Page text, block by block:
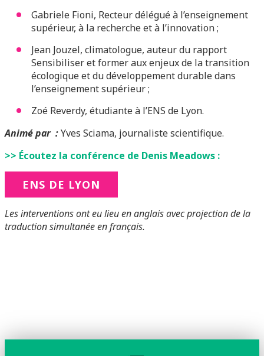
Gabriele Fioni, Recteur délégué à l’enseignement
supérieur, à la recherche et à l’innovation ;
Jean Jouzel, climatologue, auteur du rapport
Sensibiliser et former aux enjeux de la transition
écologique et du développement durable dans
l’enseignement supérieur ;
Zoé Reverdy, étudiante à l’ENS de Lyon.
Animé par :Yves Sciama, journaliste scientifique.
>> Écoutez la conférence de Denis Meadows :
ENS DE LYON
Les interventions ont eu lieu en anglais avec projection de la
traduction simultanée en français.